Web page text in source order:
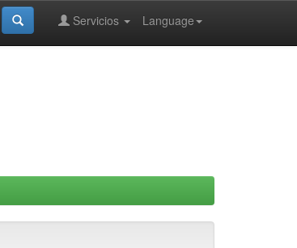
Language
Servicios